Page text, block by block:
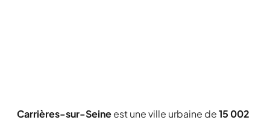
Carrières-sur-Seineest une ville urbaine de15 002